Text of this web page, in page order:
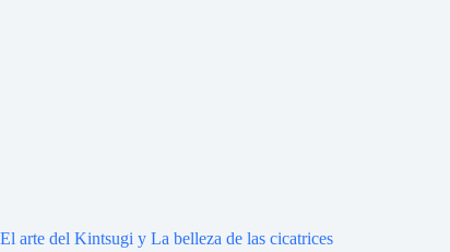
El arte del Kintsugi y La belleza de las cicatrices